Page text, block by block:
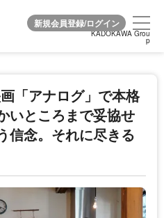
KADOKAWA Grou
p
KADOKAWA Grou
p
「アナログ」で本格
いところまで妥協せ
信念。それに尽きる